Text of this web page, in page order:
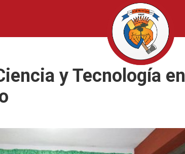
y Tecnología en